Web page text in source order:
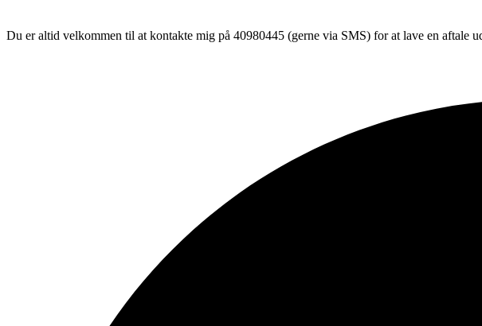
Du er altid velkommen til at kontakte mig på 40980445 (gerne via SMS) for at lave en aftale